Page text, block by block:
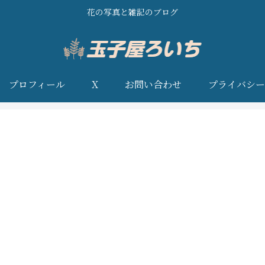
花の写真と雑記のブログ
プロフィール X お問い合わせ プライバシ